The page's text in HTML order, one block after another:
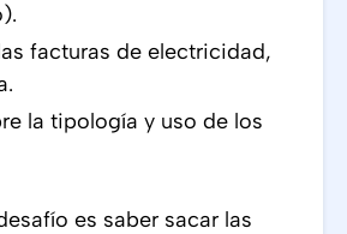
facturas de electricidad,
la tipología y uso de los
es saber sacar las